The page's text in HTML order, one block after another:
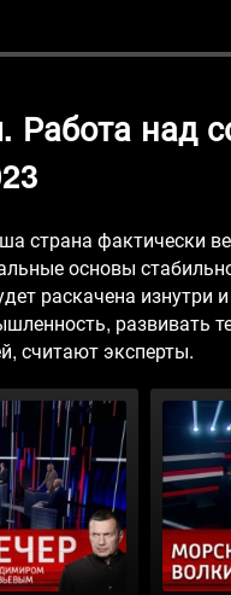
над
страна фактически
основы
раскачена изнутри
развивать
считают эксперты.